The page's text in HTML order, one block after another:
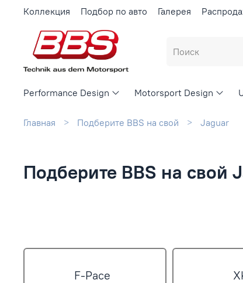
Коллекция Подбор по авто Галерея
Performance Design Motorsport Design
Главная Подберите BBS на свой Jaguar
Подберите BBS на свой
F-Pace